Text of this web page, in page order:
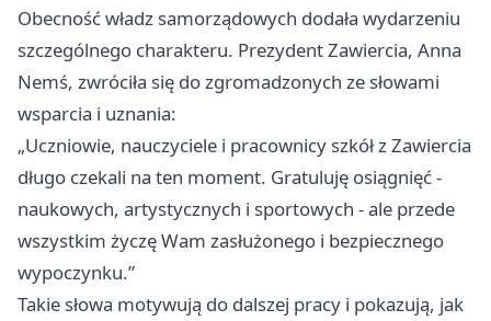
Obecność władz samorządowych dodała wydarzeniu
szczególnego charakteru. Prezydent Zawiercia, Anna
Nemś, zwróciła się do zgromadzonych ze słowami
wsparcia i uznania:
„Uczniowie, nauczyciele i pracownicy szkół z Zawiercia
długo czekali na ten moment. Gratuluję osiągnięć -
naukowych, artystycznych i sportowych - ale przede
wszystkim życzę Wam zasłużonego i bezpiecznego
wypoczynku.”
Takie słowa motywują do dalszej pracy i pokazują, jak